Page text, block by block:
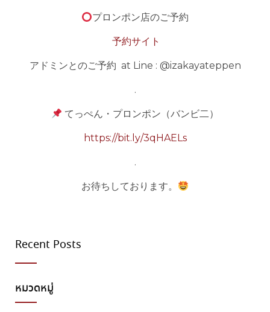
プロンポン店のご予約
予約サイト
アドミンとのご予約 at Line : @izakayateppen
.
てっぺん・プロンポン（バンビ二）
https://bit.ly/3qHAELs
.
お待ちしております。
Recent Posts
หมวดหมู่